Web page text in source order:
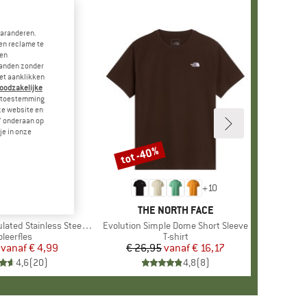
Steel Bottle 500
Prijs
Verlaagde prijs
vanaf€ 4,99
4,6(20)
+10
MERK
THE NORTH FACE
Artikel
Evolution Simple Dome Short Sleeve
Productgroep
T-shirt
Prijs
€ 26,95 Verlaagde prijs
vanaf€ 16,17
4,8(8)
Korting
tot -40%
reclame te
zonder
aanklikken
toestemming
website en
op
in onze